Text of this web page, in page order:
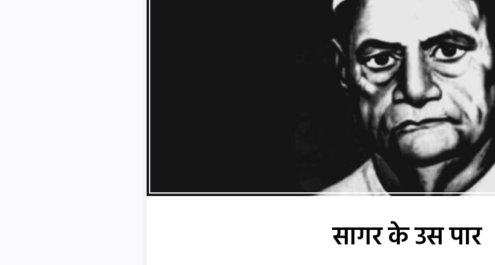
सागर के उस पार